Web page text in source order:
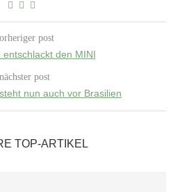
post
entschlackt den MINI
nächster post
nun auch vor Brasilien
TOP-ARTIKEL